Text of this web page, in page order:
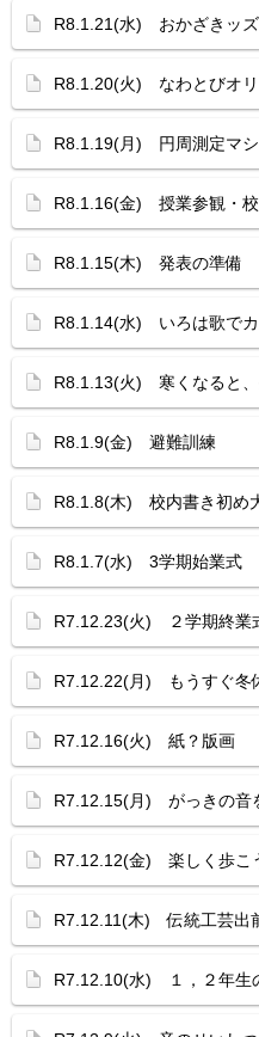
R8.1.21(水) おかざきッ
R8.1.20(火) なわとびオ
R8.1.19(月) 円周測定マ
R8.1.16(金) 授業参観・
R8.1.15(木) 発表の準備
R8.1.14(水) いろは歌で
R8.1.13(火) 寒くなると、
R8.1.9(金) 避難訓練
R8.1.8(木) 校内書き初め
R8.1.7(水) 3学期始業式
R7.12.23(火) ２学期終業
R7.12.22(月) もうすぐ冬
R7.12.16(火) 紙？版画
R7.12.15(月) がっきの音
R7.12.12(金) 楽しく歩こ
R7.12.11(木) 伝統工芸出
R7.12.10(水) １，２年生